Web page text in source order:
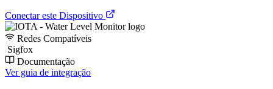
Conectar este Dispositivo
Redes Compatíveis
Sigfox
Documentação
Ver guia de integração